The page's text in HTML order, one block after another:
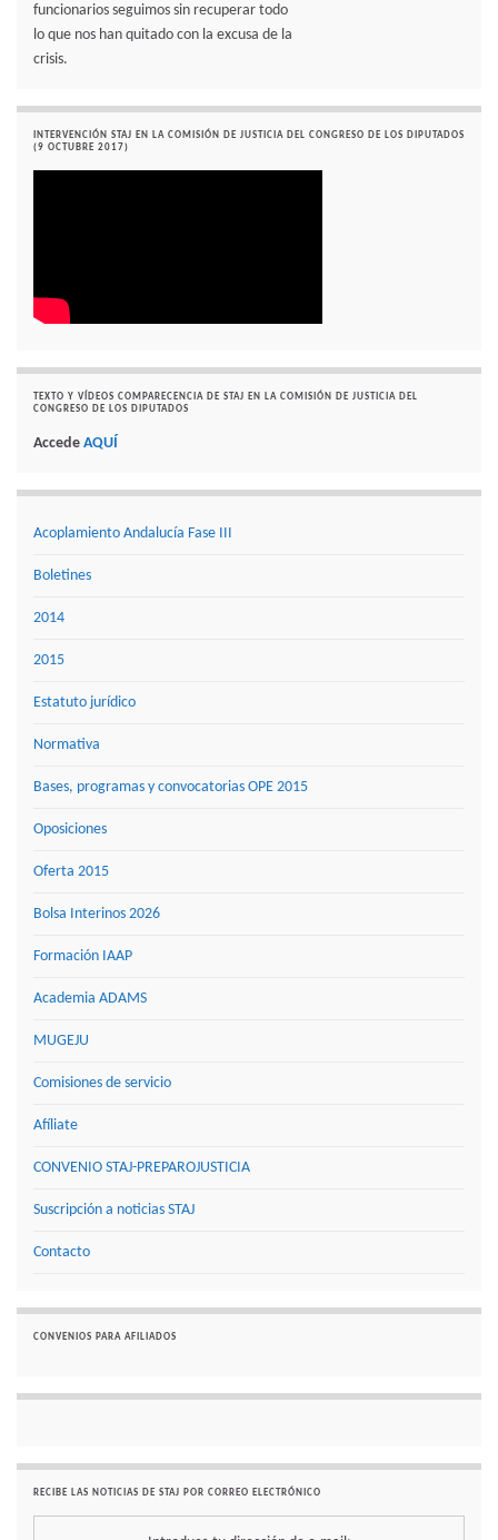
funcionarios seguimos sin recuperar todo
lo que nos han quitado con la excusa de la
crisis.
INTERVENCIÓN STAJ EN LA COMISIÓN DE JUSTICIA DEL CONGRESO DE LOS DIPUTADOS
(9 OCTUBRE 2017)
TEXTO Y VÍDEOS COMPARECENCIA DE STAJ EN LA COMISIÓN DE JUSTICIA DEL
CONGRESO DE LOS DIPUTADOS
Accede AQUÍ
Acoplamiento Andalucía Fase III
Boletines
2014
2015
Estatuto jurídico
Normativa
Bases, programas y convocatorias OPE 2015
Oposiciones
Oferta 2015
Bolsa Interinos 2026
Formación IAAP
Academia ADAMS
MUGEJU
Comisiones de servicio
Afíliate
CONVENIO STAJ-PREPAROJUSTICIA
Suscripción a noticias STAJ
Contacto
CONVENIOS PARA AFILIADOS
RECIBE LAS NOTICIAS DE STAJ POR CORREO ELECTRÓNICO